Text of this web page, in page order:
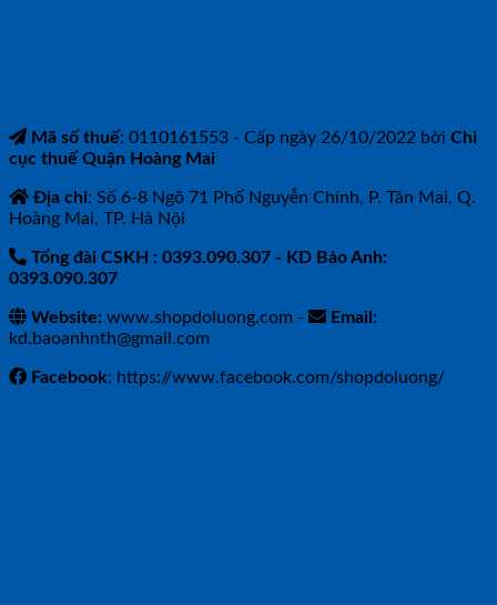
Mã số thuế: 0110161553 - Cấp ngày 26/10/2022 bởi Chi
cục thuế Quận Hoàng Mai
Địa chỉ: Số 6-8 Ngõ 71 Phố Nguyễn Chính, P. Tân Mai, Q.
Hoàng Mai, TP. Hà Nội
Tổng đài CSKH : 0393.090.307 - KD Bảo Anh:
0393.090.307
Website: www.shopdoluong.com -
Email:
kd.baoanhnth@gmail.com
Facebook: https://www.facebook.com/shopdoluong/